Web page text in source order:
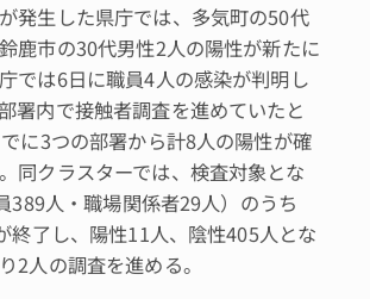
発生した県庁では、多気町の50代
鹿市の30代男性2人の陽性が新たに
では6日に職員4人の感染が判明し
署内で接触者調査を進めていたと
に3つの部署から計8人の陽性が確
同クラスターでは、検査対象とな
389人・職場関係者29人）のうち
終了し、陽性11人、陰性405人とな
2人の調査を進める。